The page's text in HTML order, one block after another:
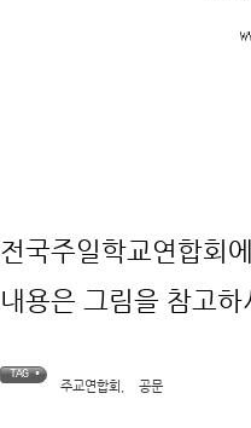
전국주일학교연합회
내용은 그림을 참고
TAG •
주교연합회 공문